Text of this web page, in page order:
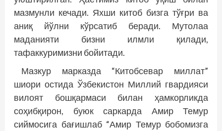
мазмунли кечади. Яхши китоб бизга тўғри ва
аниқ йўлни кўрсатиб беради. Мутолаа
маданияти бизни илмли қилади,
тафаккуримизни бо­йитади.
Мазкур марказда “Китобсевар миллат”
шиори остида Ўзбекистон Миллий гвардияси
вилоят бошқармаси билан ҳамкорликда
соҳибқирон, буюк саркарда Амир Темур
сиймосига бағишлаб “Амир Темур бобомизга